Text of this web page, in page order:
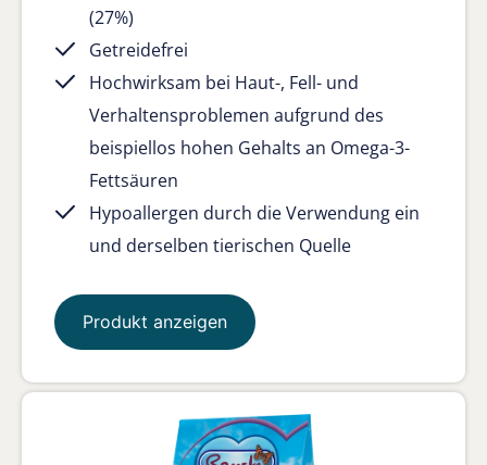
(27%)
Getreidefrei
Hochwirksam bei Haut-, Fell- und
Verhaltensproblemen aufgrund des
beispiellos hohen Gehalts an Omega-3-
Fettsäuren
Hypoallergen durch die Verwendung ein
und derselben tierischen Quelle
Produkt anzeigen